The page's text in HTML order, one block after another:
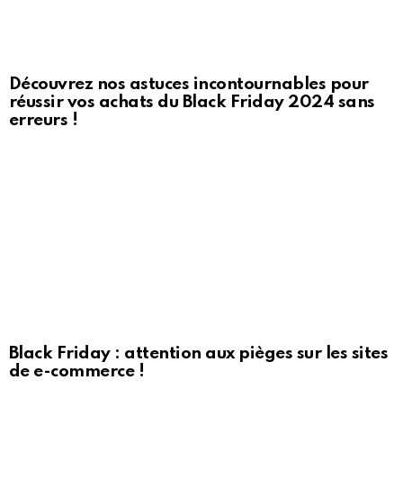
Découvrez nos astuces incontournables pour
réussir vos achats du Black Friday 2024 sans
erreurs !
Black Friday : attention aux pièges sur les sites
de e-commerce !